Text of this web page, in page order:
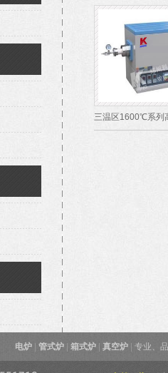
三温区1600℃系列
电炉 管式炉 箱式炉 真空炉 专业、